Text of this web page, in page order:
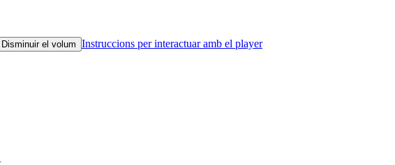
Disminuir el volum Instruccions per interactuar amb el player